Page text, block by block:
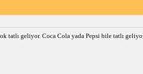
tatlı geliyor. Coca Cola yada Pepsi bile tatlı